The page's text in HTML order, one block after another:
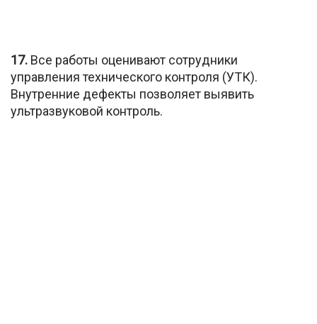
17. Все работы оценивают сотрудники
управления технического контроля (УТК).
Внутренние дефекты позволяет выявить
ультразвуковой контроль.